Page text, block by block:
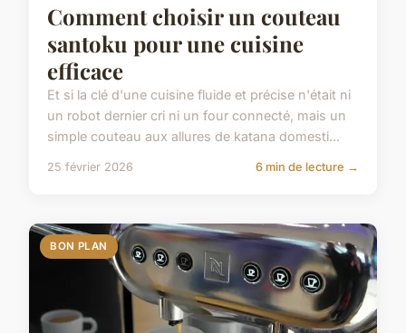
Comment choisir un couteau
santoku pour une cuisine
efficace
Et si la clé d'une cuisine fluide et précise n'était ni
un robot dernier cri ni un four connecté, mais un
simple couteau aux allures de katana domesti...
25 février 2026 6 min de lecture →
BON PLAN